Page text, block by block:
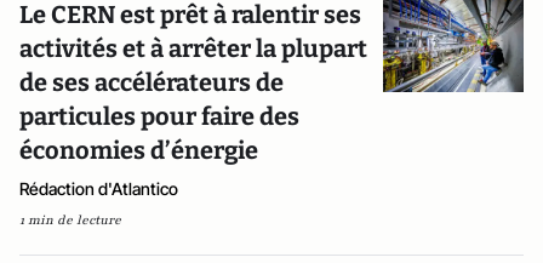
Le CERN est prêt à ralentir ses
activités et à arrêter la plupart
de ses accélérateurs de
particules pour faire des
économies d’énergie
Rédaction d'Atlantico
1 min de lecture